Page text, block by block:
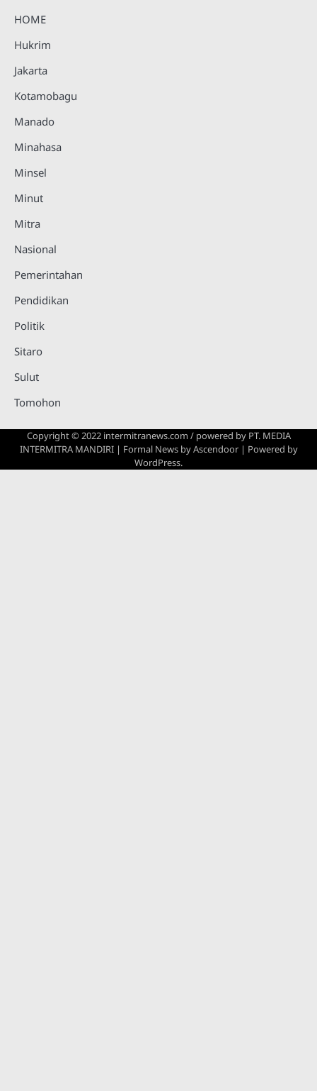
HOME
Hukrim
Jakarta
Kotamobagu
Manado
Minahasa
Minsel
Minut
Mitra
Nasional
Pemerintahan
Pendidikan
Politik
Sitaro
Sulut
Tomohon
Copyright © 2022 intermitranews.com / powered by PT. MEDIA
INTERMITRA MANDIRI| Formal News byAscendoor| Powered by
WordPress.